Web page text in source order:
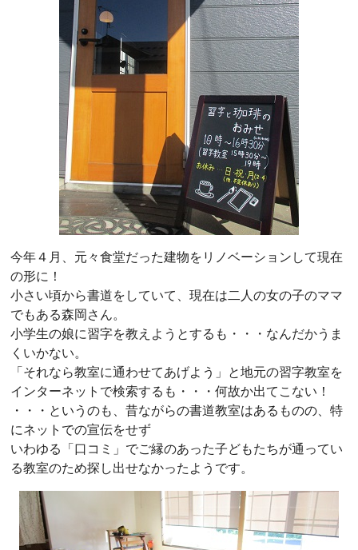
今年４月、元々食堂だった建物をリノベーションして現在
の形に！
小さい頃から書道をしていて、現在は二人の女の子のママ
でもある森岡さん。
小学生の娘に習字を教えようとするも・・・なんだかうま
くいかない。
「それなら教室に通わせてあげよう」と地元の習字教室を
インターネットで検索するも・・・何故か出てこない！
・・・というのも、昔ながらの書道教室はあるものの、特
にネットでの宣伝をせず
いわゆる「口コミ」でご縁のあった子どもたちが通ってい
る教室のため探し出せなかったようです。